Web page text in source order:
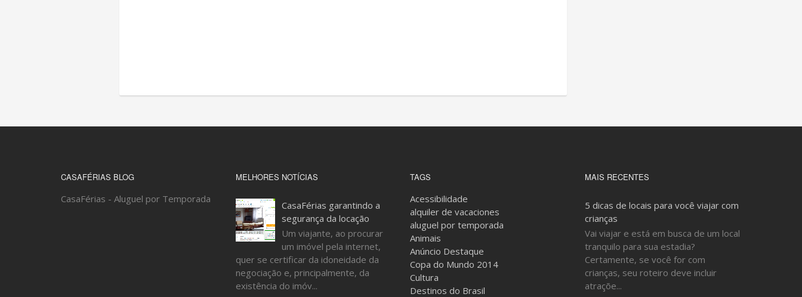
CASAFÉRIAS BLOG
CasaFérias - Aluguel por Temporada
MELHORES NOTÍCIAS
CasaFérias garantindo a
segurança da locação
Um viajante, ao procurar
um imóvel pela internet,
quer se certificar da idoneidade da
negociação e, principalmente, da
existência do imóv...
TAGS
Acessibilidade
alquiler de vacaciones
aluguel por temporada
Animais
Anúncio Destaque
Copa do Mundo 2014
Cultura
Destinos do Brasil
MAIS RECENTES
5 dicas de locais para você viajar com
crianças
Vai viajar e está em busca de um local
tranquilo para sua estadia?
Certamente, se você for com
crianças, seu roteiro deve incluir
atraçõe...